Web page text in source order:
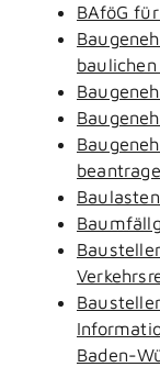
BAföG
Baden-